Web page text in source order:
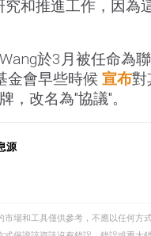
和推進工作，因為
於3月被任命為
金會早些時候 宣布對
，改名為"協議"。
源
場和工具僅供參考，不應以任何方